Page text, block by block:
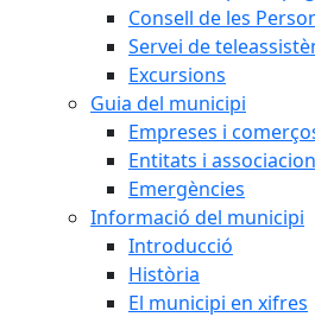
Consell de les
Servei de
Excursions
Guia del municipi
Empreses i
Entitats i
Emergències
Informació del municipi
Introducció
Història
El municipi en xifres